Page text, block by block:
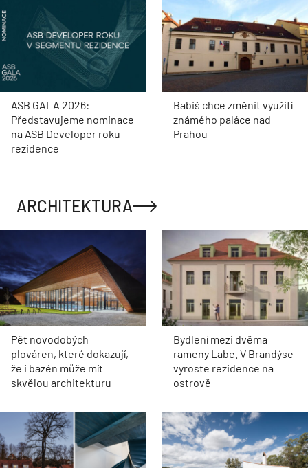
ASB GALA 2026:
Představujeme nominace
na ASB Developer roku –
rezidence
Babiš chce změnit využití
známého paláce nad
Prahou
ARCHITEKTURA
Pět novodobých
plováren, které dokazují,
že i bazén může mít
skvělou architekturu
Bydlení mezi dvěma
rameny Labe. V Brandýse
vyroste rezidence na
ostrově